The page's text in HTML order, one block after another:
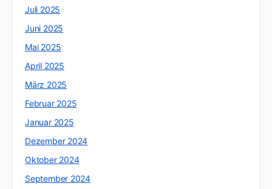
Juli 2025
Juni 2025
Mai 2025
April 2025
März 2025
Februar 2025
Januar 2025
Dezember 2024
Oktober 2024
September 2024